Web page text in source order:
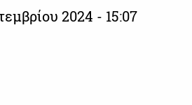
2024 - 15:07